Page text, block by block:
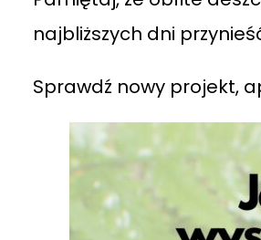
najbliższych dni
Sprawdź nowy projekt,